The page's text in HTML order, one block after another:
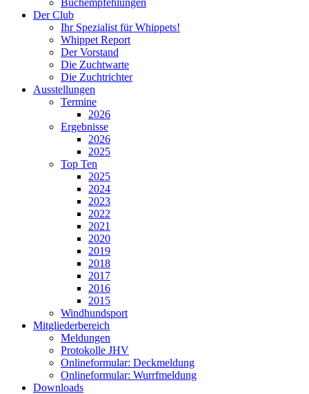
Buchempfehlungen
Der Club
Ihr Spezialist für Whippets!
Whippet Report
Der Vorstand
Die Zuchtwarte
Die Zuchtrichter
Ausstellungen
Termine
2026
Ergebnisse
2026
2025
Top Ten
2025
2024
2023
2022
2021
2020
2019
2018
2017
2016
2015
Windhundsport
Mitgliederbereich
Meldungen
Protokolle JHV
Onlineformular: Deckmeldung
Onlineformular: Wurrfmeldung
Downloads